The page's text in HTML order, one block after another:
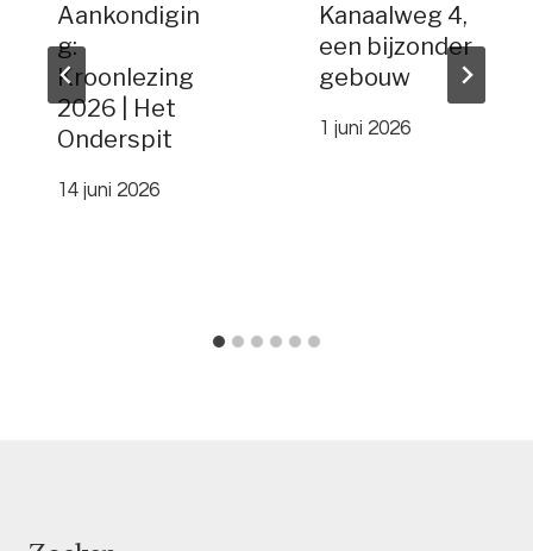
Aankondigin
g:
Kroonlezing
2026 | Het
Onderspit
14 juni 2026
Kanaalweg 4,
een bijzonder
gebouw
1 juni 2026